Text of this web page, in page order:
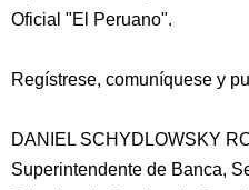
Oficial "El Peruano".
Regístrese, comuníquese y
DANIEL SCHYDLOWSKY
Superintendente de Banca,